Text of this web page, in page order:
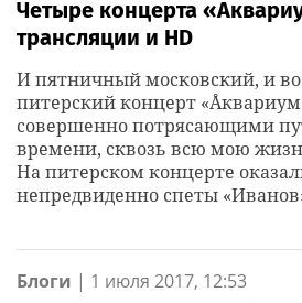
Четыре концерта
трансляции и HD
И пятничный московский, и
питерский концерт
совершенно потрясающими
времени, сквозь всю мою
На питерском концерте
непредвиденно спеты
Блоги | 1 июля 2017, 12:53